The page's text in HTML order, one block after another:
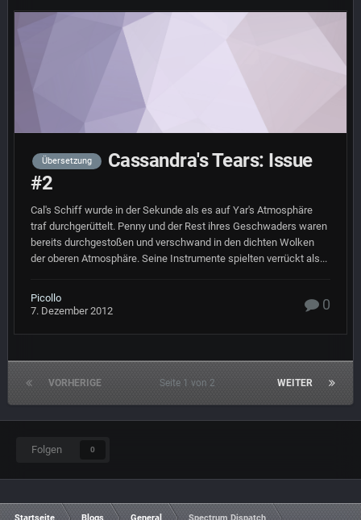
Übersetzung
Cassandra's Tears: Issue
#2
Cal's Schiff wurde in der Sekunde als es auf Yar's Atmosphäre
traf durchgerüttelt. Penny und der Rest ihres Geschwaders waren
bereits durchgestoßen und verschwand in den dichten Wolken
der oberen Atmosphäre. Seine Instrumente spielten verrückt als...
Picollo
7. Dezember 2012
0
VORHERIGE WEITER
Seite 1 von 2
Folgen 0
Startseite Blogs General Spectrum Dispatch